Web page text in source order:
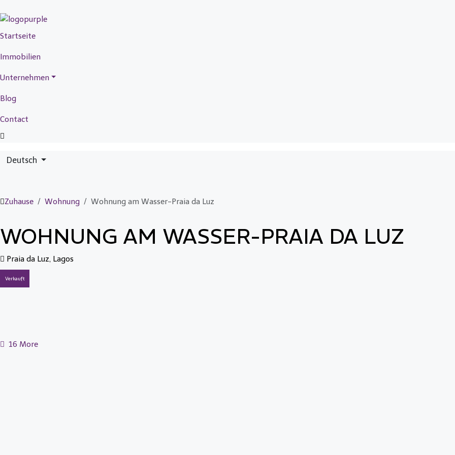
Startseite
Immobilien
Unternehmen
Blog
Contact
Deutsch
Zuhause Wohnung Wohnung am Wasser-Praia da Luz
WOHNUNG AM WASSER-PRAIA DA LUZ
Praia da Luz, Lagos
Verkauft
16 More